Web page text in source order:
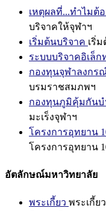
เหตุผลที่...ทำไมต้
บริจาคให้จุฬาฯ
เริ่มต้นบริจาค เริ่
ระบบบริจาคอิเล็
กองทุนจุฬาลงกร
บรมราชสมภพฯ
กองทุนภูมิคุ้มกันบ
มะเร็งจุฬาฯ
โครงการอุทยาน
โครงการอุทยาน
อัตลักษณ์มหาวิทยาลัย
พระเกี้ยว พระเกี้ยว